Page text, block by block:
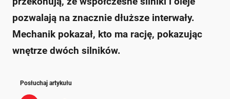
pozwalają na znacznie dłuższe interwały.
Mechanik pokazał, kto ma rację, pokazując
wnętrze dwóch silników.
Posłuchaj artykułu